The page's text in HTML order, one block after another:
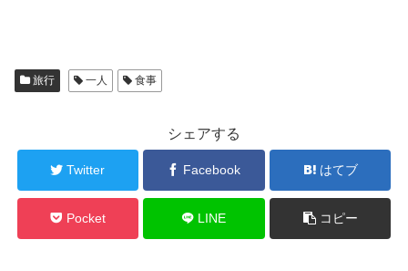
旅行 一人 食事
シェアする
Twitter Facebook はてブ
Pocket LINE コピー